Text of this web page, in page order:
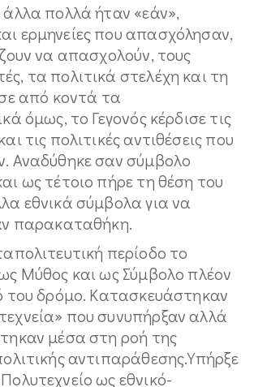
πολλά ήταν «εάν»,
ερμηνείες που απασχόλησαν,
να απασχολούν, τους
τα πολιτικά στελέχη και τη
από κοντά τα
όμως, το Γεγονός κέρδισε τις
τις πολιτικές αντιθέσεις που
Αναδύθηκε σαν σύμβολο
ως τέτοιο πήρε τη θέση του
εθνικά σύμβολα για να
παρακαταθήκη.
περίοδο το
Μύθος και ως Σύμβολο πλέον
του δρόμο. Κατασκευάστηκαν
που συνυπήρξαν αλλά
μέσα στη ροή της
αντιπαράθεσης.Υπήρξε
ως εθνικό-